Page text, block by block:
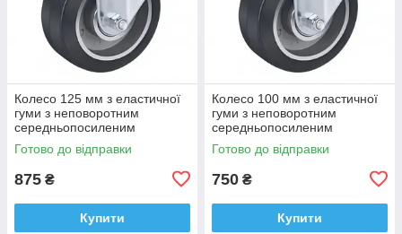
Колесо 125 мм з еластичної
гуми з неповоротним
середньопосиленим
кронштейном (250 кг)
Готово до відправки
875 ₴
Купити
Колесо 100 мм з еластичної
гуми з неповоротним
середньопосиленим
кронштейном (200 кг)
Готово до відправки
750 ₴
Купити